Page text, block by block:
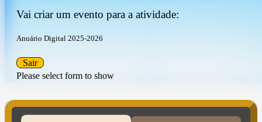
Vai criar um evento para a atividade:
Anuário Digital 2025-2026
Please select form to show
Sair